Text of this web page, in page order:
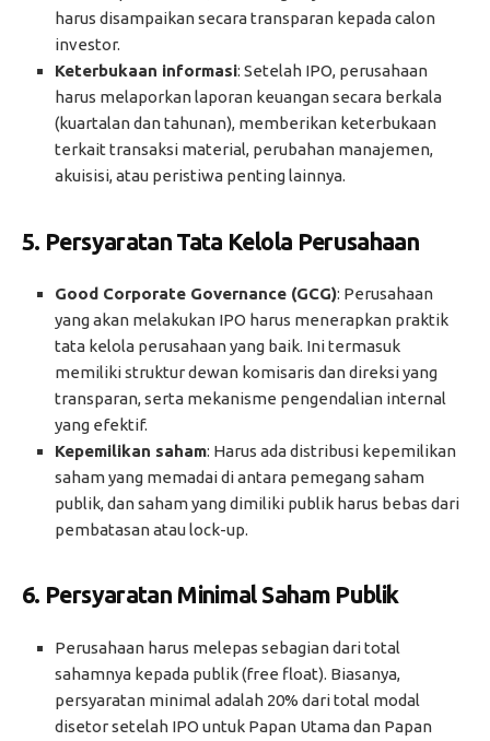
harus disampaikan secara transparan kepada calon
investor.
Keterbukaan informasi: Setelah IPO, perusahaan
harus melaporkan laporan keuangan secara berkala
(kuartalan dan tahunan), memberikan keterbukaan
terkait transaksi material, perubahan manajemen,
akuisisi, atau peristiwa penting lainnya.
5. Persyaratan Tata Kelola Perusahaan
Good Corporate Governance (GCG): Perusahaan
yang akan melakukan IPO harus menerapkan praktik
tata kelola perusahaan yang baik. Ini termasuk
memiliki struktur dewan komisaris dan direksi yang
transparan, serta mekanisme pengendalian internal
yang efektif.
Kepemilikan saham: Harus ada distribusi kepemilikan
saham yang memadai di antara pemegang saham
publik, dan saham yang dimiliki publik harus bebas dari
pembatasan atau lock-up.
6. Persyaratan Minimal Saham Publik
Perusahaan harus melepas sebagian dari total
sahamnya kepada publik (free float). Biasanya,
persyaratan minimal adalah 20% dari total modal
disetor setelah IPO untuk Papan Utama dan Papan